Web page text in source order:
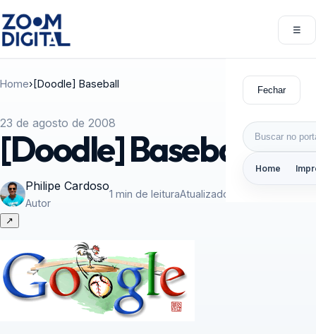
☰
Fechar
Buscar por:
Home
Home› [Doodle] Baseball
23 de agosto de 2008
[Doodle] Baseball
Philipe Cardoso
Autor
1 min de leituraAtualizado em 25/10/2008
↗